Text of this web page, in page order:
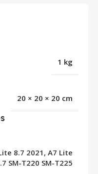
1 kg
20 × 20 × 20 cm
8.7 2021, A7 Lite
SM-T220 SM-T225